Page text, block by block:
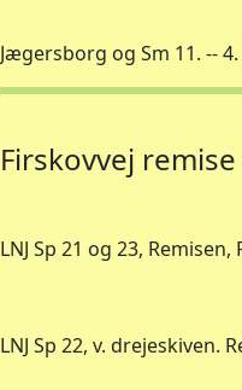
Jægersborg og Sm 11. --
Firskovvej
LNJ Sp 21 og 23,
LNJ Sp 22, v. drejeskiven.